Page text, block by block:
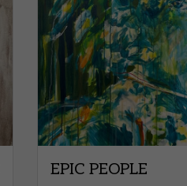
EPIC PEOPLE